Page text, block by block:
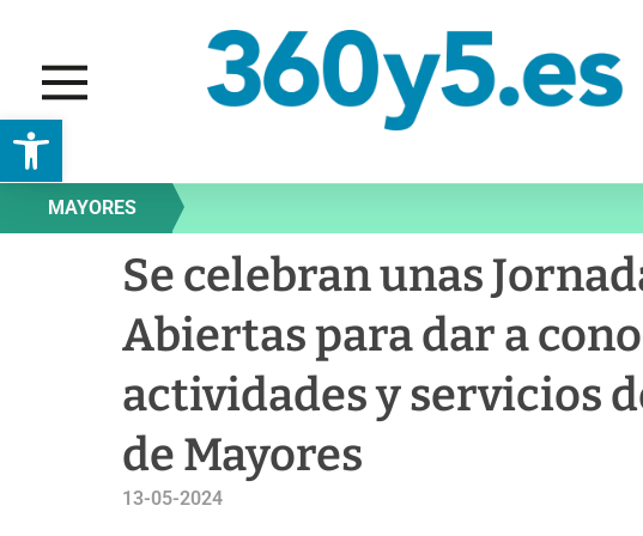
Abrir barra de herramientas
MAYORES
Se celebran unas
Abiertas para dar a
actividades y servicios
de Mayores
13-05-2024